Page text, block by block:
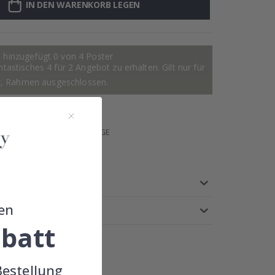
IN DEN WARENKORB LEGEN
hinzugefügt 0 von 4 Poster
4 für 2 Angebot zu erhalten. Gilt nur für
Rahmen ausgeschlossen.
LIEFERUNG 4-7 TAGE